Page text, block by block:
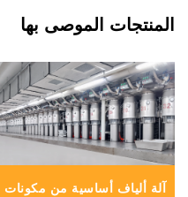
المنتجات الموصى بها
آلة ألياف أساسية من مكونات